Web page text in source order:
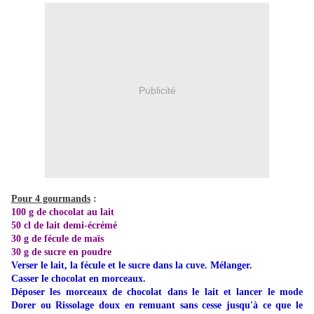
Publicité
Pour 4 gourmands :
100 g de chocolat au lait
50 cl de lait demi-écrémé
30 g de fécule de maïs
30 g de sucre en poudre
Verser le lait, la fécule et le sucre dans la cuve. Mélanger.
Casser le chocolat en morceaux.
Déposer les morceaux de chocolat dans le lait et lancer le mode
Dorer ou Rissolage doux en remuant sans cesse jusqu'à ce que le